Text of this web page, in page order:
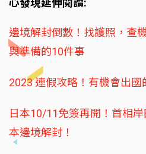
心發現延伸閱讀:
邊境解封倒數！找護照，查
與準備的10件事
2023 連假攻略！有機會出國
日本10/11免簽再開！首相
本邊境解封！